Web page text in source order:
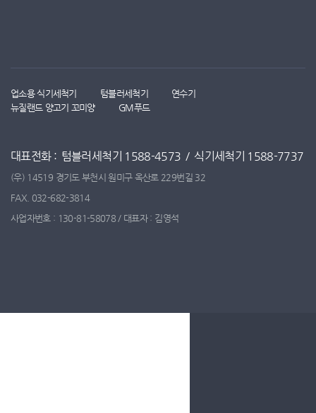
업소용 식기세척기 텀블러세척기
연수기
뉴질랜드 양고기 꼬미양
GM푸드
대표전화 : 텀블러세척기 1588-4573 / 식기세척기 1588-7737
(우) 14519 경기도 부천시 원미구 옥산로 229번길 32
FAX. 032-682-3814
사업자번호 : 130-81-58078 / 대표자 : 김영석